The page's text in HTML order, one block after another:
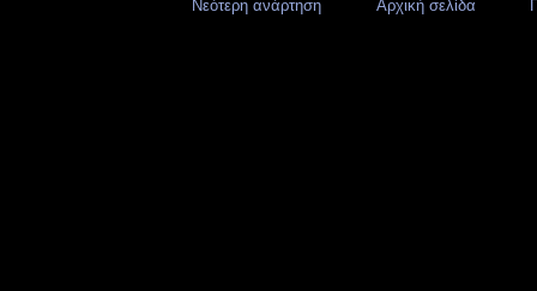
Νεότερη ανάρτηση Αρχική σελίδα